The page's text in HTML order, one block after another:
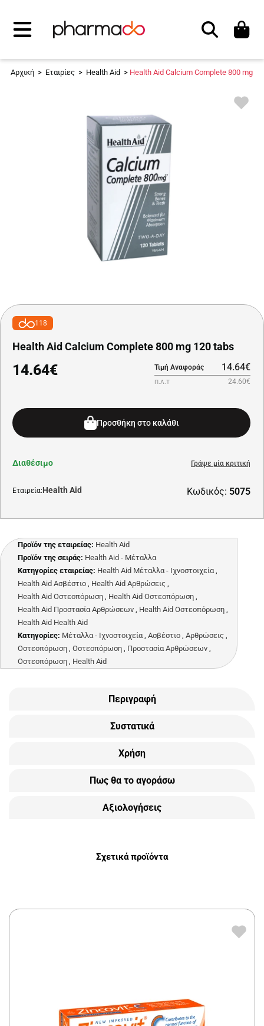
Αναζήτηση
Αρχική > Εταιρίες > Health Aid > Health Aid Calcium Complete 800 mg
118
Health Aid Calcium Complete 800 mg 120 tabs
14.64€ Τιμή Αναφοράς 14.64€
Π.Λ.Τ 24.60€
Προσθήκη στο καλάθι
Εταιρεία:Health Aid Κωδικός: 5075
Διαθέσιμο Γράψε μία κριτική
Προϊόν της εταιρείας: Health Aid
Προϊόν της σειράς: Health Aid - Μέταλλα
Κατηγορίες εταιρείας: Health Aid Μέταλλα - Ιχνοστοιχεία,
Health Aid Ασβέστιο , Health Aid Αρθρώσεις ,
Health Aid Οστεοπόρωση , Health Aid Οστεοπόρωση ,
Health Aid Προστασία Αρθρώσεων , Health Aid Οστεοπόρωση ,
Health Aid Health Aid
Κατηγορίες: Μέταλλα - Ιχνοστοιχεία, Ασβέστιο , Αρθρώσεις ,
Οστεοπόρωση , Οστεοπόρωση , Προστασία Αρθρώσεων ,
Οστεοπόρωση , Health Aid
Περιγραφή
Συστατικά
Χρήση
Πως θα το αγοράσω
Αξιολογήσεις
Σχετικά προϊόντα